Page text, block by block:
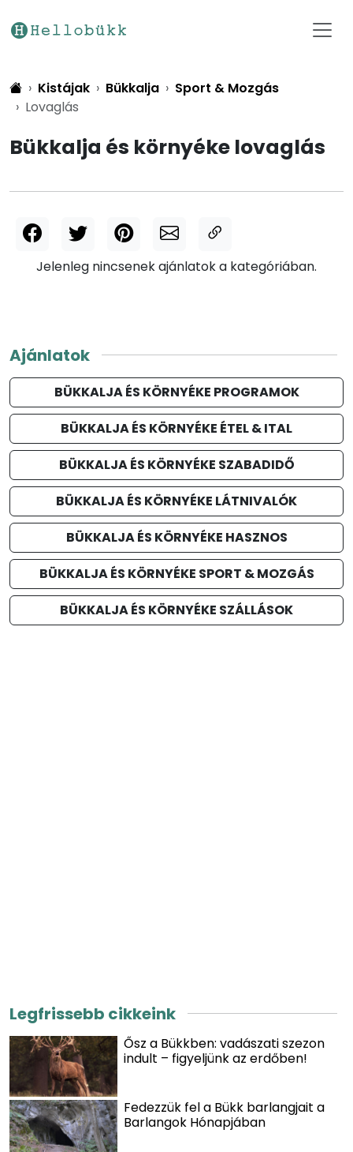
Kistájak Bükkalja
Sport & Mozgás
Lovaglás
Bükkalja és környéke lovaglás
Jelenleg nincsenek ajánlatok a kategóriában.
Ajánlatok
BÜKKALJA ÉS KÖRNYÉKE PROGRAMOK
BÜKKALJA ÉS KÖRNYÉKE ÉTEL & ITAL
BÜKKALJA ÉS KÖRNYÉKE SZABADIDŐ
BÜKKALJA ÉS KÖRNYÉKE LÁTNIVALÓK
BÜKKALJA ÉS KÖRNYÉKE HASZNOS
BÜKKALJA ÉS KÖRNYÉKE SPORT & MOZGÁS
BÜKKALJA ÉS KÖRNYÉKE SZÁLLÁSOK
Legfrissebb cikkeink
Ősz a Bükkben: vadászati szezon
indult – figyeljünk az erdőben!
Fedezzük fel a Bükk barlangjait a
Barlangok Hónapjában